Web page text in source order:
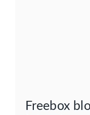
Freebox